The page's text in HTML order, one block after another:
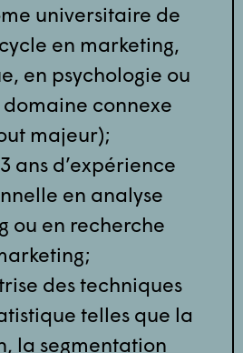
universitaire de
en marketing,
en psychologie ou
connexe
majeur);
ans d’expérience
en analyse
ou en recherche
des techniques
telles que la
la segmentation